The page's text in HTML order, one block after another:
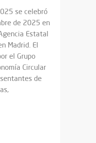
se celebró
de 2025 en
Estatal
Madrid. El
el Grupo
Circular
de